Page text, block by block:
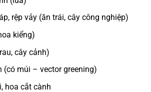
rệp vảy (ăn trái, cây công nghiệp)
kiểng)
cây cảnh)
(có múi – vector greening)
hoa cắt cành